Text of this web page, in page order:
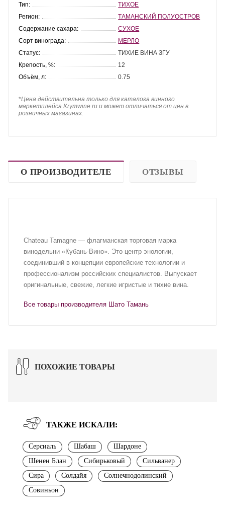
Тип:
ТИХОЕ
Регион:
ТАМАНСКИЙ ПОЛУОСТРОВ
Содержание сахара:
СУХОЕ
Сорт винограда:
МЕРЛО
Статус:
ТИХИЕ ВИНА ЗГУ
Крепость, %:
12
Объём, л:
0.75
*Цена действительна только для каталога винного
маркетплейса Krymwine.ru и может отличаться от цен в
розничных магазинах.
О ПРОИЗВОДИТЕЛЕ ОТЗЫВЫ
Chateau Tamagne — флагманская торговая марка
винодельни «Кубань-Вино». Это центр энологии,
соединивший в концепции европейские технологии и
профессионализм российских специалистов. Выпускает
оригинальные, свежие, легкие игристые и тихие вина.
Все товары производителя Шато Тамань
ПОХОЖИЕ ТОВАРЫ
ТАКЖЕ ИСКАЛИ:
Серсиаль Шабаш
Шардоне
Шенен Блан
Сибирьковый
Сильванер
Сира
Солдайя
Солнечнодолинский
Совиньон